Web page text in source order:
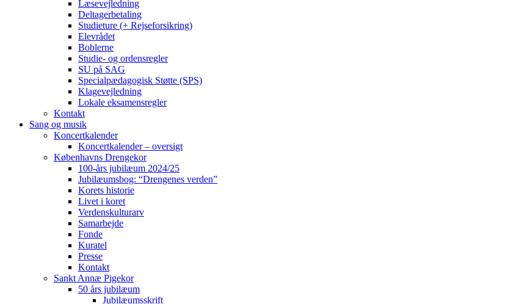
Læsevejledning
Deltagerbetaling
Studieture (+ Rejseforsikring)
Elevrådet
Boblerne
Studie- og ordensregler
SU på SAG
Specialpædagogisk Støtte (SPS)
Klagevejledning
Lokale eksamensregler
Kontakt
Sang og musik
Koncertkalender
Koncertkalender – oversigt
Københavns Drengekor
100-års jubilæum 2024/25
Jubilæumsbog: “Drengenes verden”
Korets historie
Livet i koret
Verdenskulturarv
Samarbejde
Fonde
Kuratel
Presse
Kontakt
Sankt Annæ Pigekor
50 års jubilæum
Jubilæumsskrift